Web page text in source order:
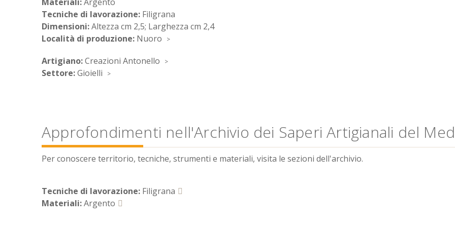
Tecniche di lavorazione: Filigrana
Dimensioni:Altezza cm 2,5; Larghezza cm 2,4
Località di produzione: Nuoro
Artigiano:Creazioni Antonello
Settore:Gioielli
Approfondimenti nell'Archivio dei Saperi Artigianali del
Per conoscere territorio, tecniche, strumenti e materiali, visita le sezioni dell'archivio.
Tecniche di lavorazione: Filigrana
Materiali:Argento